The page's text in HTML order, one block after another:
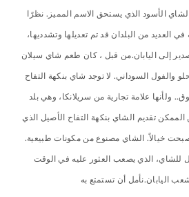
الأسود الذي يستحق الاسم المميز. نظرًا
في العديد من البلدان قد تم تعديلها وتشدديها،
إلى اليابان.من قبل ، كان طعم شاي سيلان
والفول السوداني. لا توجد شاي بنكهة التفاح
ولأنها علامة تجارية من سريلانكا، وهي بلد
تقديم الشاي بنكهة التفاح الأصيل الذي
خيالاً. الشاي مصنوع من مكونات طبيعية.
للشاي، الذي يصعب العثور عليه في الوقت